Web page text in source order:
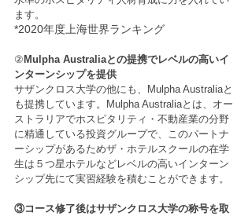
ます。
*2020年度上海世界ランキング
② Mulpha Australiaとの提携でレベルの高いイ
ンターンシップを提供
サザンクロス大学の他にも、Mulpha Australiaと
も提携しています。Mulpha Australiaとは、オー
ストラリアでホスピタリティ・不動産業の分野
に精通している投資グループで、このパートナ
ーシップがあるためザ・ホテルスクールの在学
生は５つ星ホテルなどレベルの高いインターン
シップ先にて実習経験を積むことができます。
③コース修了後はサザンクロス大学の称号を取